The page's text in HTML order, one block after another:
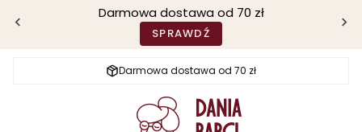
Darmowa dostawa od 70 zł
SPRAWDŹ
Darmowa dostawa od 70 zł